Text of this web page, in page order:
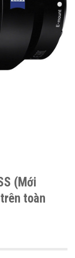
(Mới
toàn